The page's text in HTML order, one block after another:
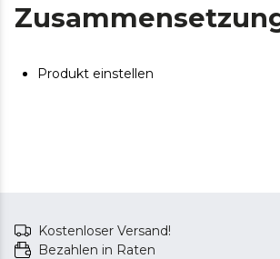
Produkt einstellen
Kostenloser Versand!
Bezahlen in Raten